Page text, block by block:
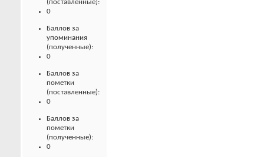
(поставленные):
0
Баллов за
упоминания
(полученные):
0
Баллов за
пометки
(поставленные):
0
Баллов за
пометки
(полученные):
0